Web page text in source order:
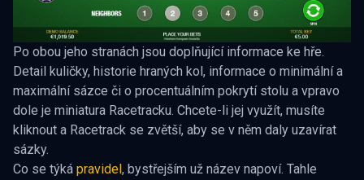
Po obou jeho stranách jsou doplňující informace ke hře.
Detail kuličky, historie hraných kol, informace o minimální a
maximální sázce či o procentuálním pokrytí stolu a vpravo
dole je miniatura Racetracku. Chcete-li jej využít, musíte
kliknout a Racetrack se zvětší, aby se v něm daly uzavírat
sázky.
Co se týká pravidel , bystřejším už název napoví. Tahle